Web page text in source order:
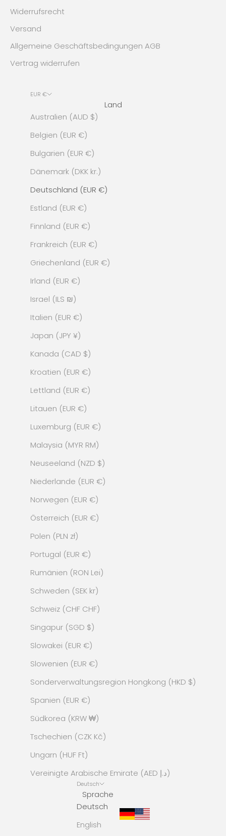
Widerrufsrecht
Versand
Allgemeine Geschäftsbedingungen AGB
Vertrag widerrufen
EUR €
Land
Australien (AUD $)
Belgien (EUR €)
Bulgarien (EUR €)
Dänemark (DKK kr.)
Deutschland (EUR €)
Estland (EUR €)
Finnland (EUR €)
Frankreich (EUR €)
Griechenland (EUR €)
Irland (EUR €)
Israel (ILS ₪)
Italien (EUR €)
Japan (JPY ¥)
Kanada (CAD $)
Kroatien (EUR €)
Lettland (EUR €)
Litauen (EUR €)
Luxemburg (EUR €)
Malaysia (MYR RM)
Neuseeland (NZD $)
Niederlande (EUR €)
Norwegen (EUR €)
Österreich (EUR €)
Polen (PLN zł)
Portugal (EUR €)
Rumänien (RON Lei)
Schweden (SEK kr)
Schweiz (CHF CHF)
Singapur (SGD $)
Slowakei (EUR €)
Slowenien (EUR €)
Sonderverwaltungsregion Hongkong (HKD $)
Spanien (EUR €)
Südkorea (KRW ₩)
Tschechien (CZK Kč)
Ungarn (HUF Ft)
Vereinigte Arabische Emirate (AED د.إ)
Deutsch
Sprache
Deutsch
English